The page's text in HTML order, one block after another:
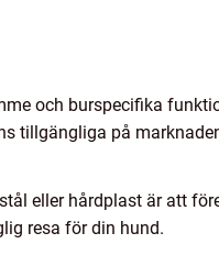
och burspecifika
tillgängliga på
eller hårdplast är att
resa för din hund.